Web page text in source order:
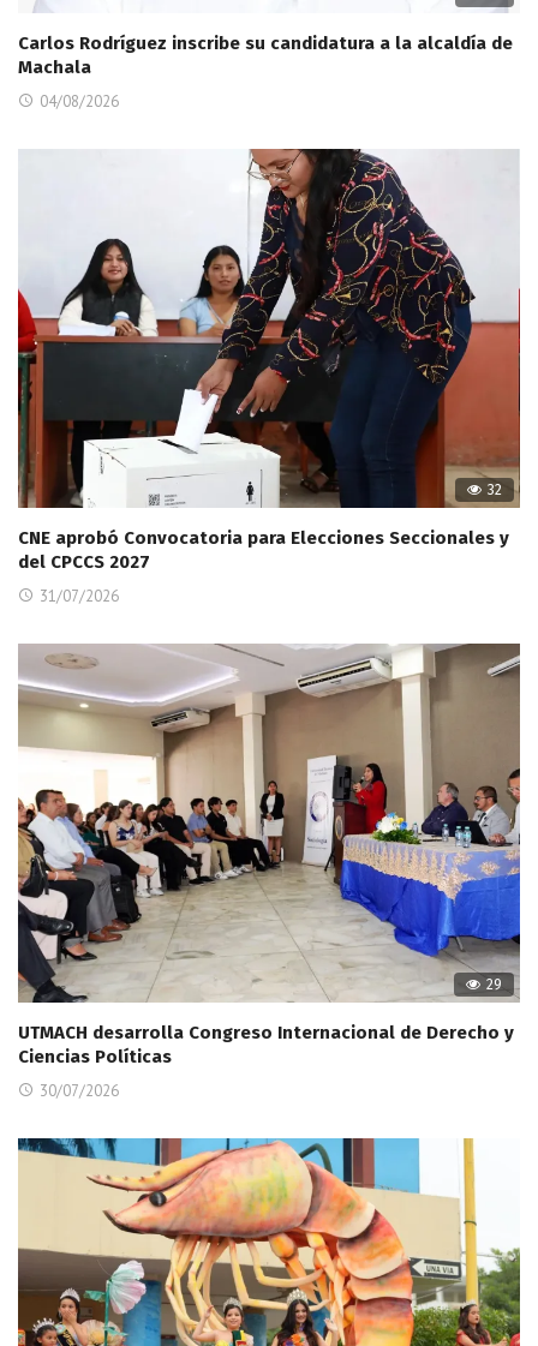
Carlos Rodríguez inscribe su candidatura a la alcaldía de
Machala
04/08/2026
32
CNE aprobó Convocatoria para Elecciones Seccionales y
del CPCCS 2027
31/07/2026
29
UTMACH desarrolla Congreso Internacional de Derecho y
Ciencias Políticas
30/07/2026